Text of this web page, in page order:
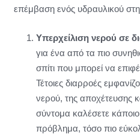
επέμβαση ενός υδραυλικού
Υπερχείλιση νερού σε
για ένα από τα πιο
σπίτι που μπορεί να
Τέτοιες διαρροές
νερού, της αποχέτευσης
σύντομα καλέσετε κάποιο
πρόβλημα, τόσο πιο